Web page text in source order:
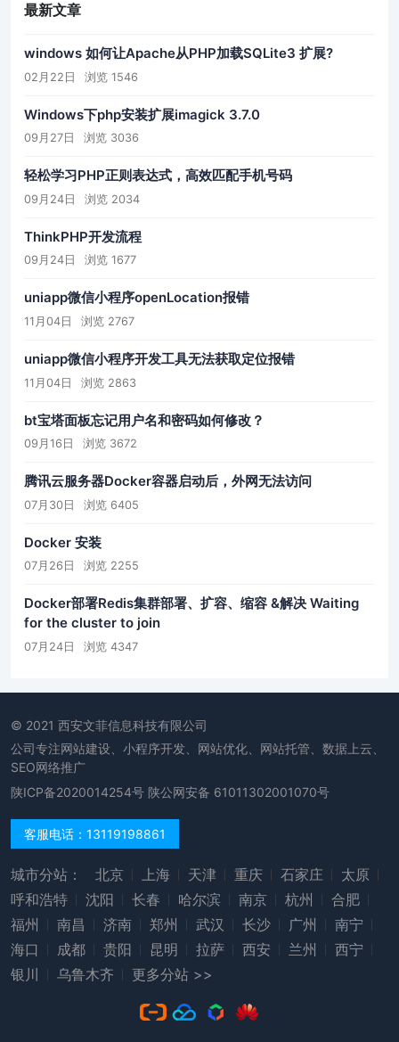
最新文章
windows 如何让Apache从PHP加载SQLite3 扩展?
02月22日 浏览 1546
Windows下php安装扩展imagick 3.7.0
09月27日 浏览 3036
轻松学习PHP正则表达式，高效匹配手机号码
09月24日 浏览 2034
ThinkPHP开发流程
09月24日 浏览 1677
uniapp微信小程序openLocation报错
11月04日 浏览 2767
uniapp微信小程序开发工具无法获取定位报错
11月04日 浏览 2863
bt宝塔面板忘记用户名和密码如何修改？
09月16日 浏览 3672
腾讯云服务器Docker容器启动后，外网无法访问
07月30日 浏览 6405
Docker 安装
07月26日 浏览 2255
Docker部署Redis集群部署、扩容、缩容 &解决 Waiting
for the cluster to join
07月24日 浏览 4347
© 2021 西安文菲信息科技有限公司
公司专注网站建设、小程序开发、网站优化、网站托管、数据上云、
SEO网络推广
陕ICP备2020014254号 陕公网安备 61011302001070号
客服电话：13119198861
城市分站： 北京 上海 天津 重庆 石家庄
太原
呼和浩特
沈阳 长春 哈尔滨 南京 杭州
合肥
福州
南昌 济南 郑州 武汉 长沙 广州
南宁
海口
成都 贵阳 昆明 拉萨 西安 兰州
西宁
银川
乌鲁木齐 更多分站 >>